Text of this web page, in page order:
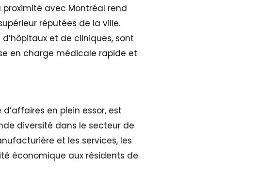
proximité avec Montréal rend
réputées de la ville.
et de cliniques, sont
en charge médicale rapide et
en plein essor, est
diversité dans le secteur de
et les services, les
économique aux résidents de